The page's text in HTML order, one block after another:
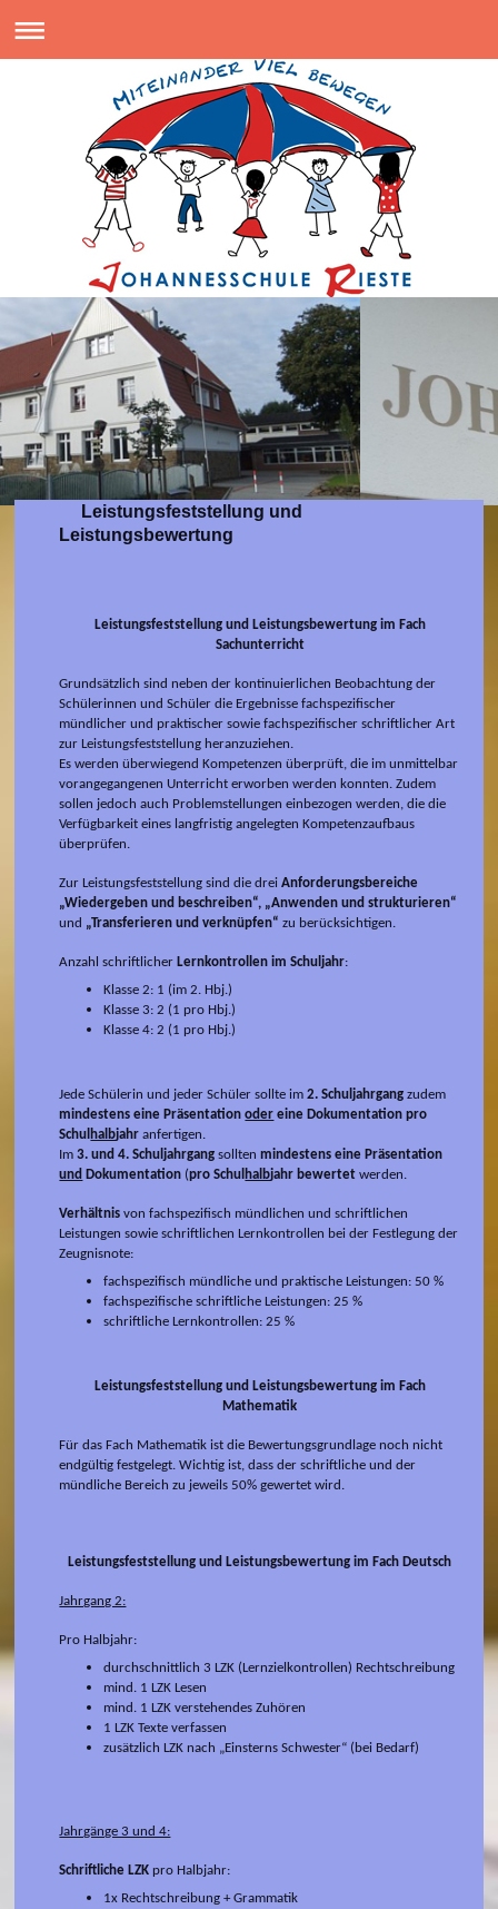
Leistungsfeststellung und
Leistungsbewertung
Leistungsfeststellung und Leistungsbewertung im Fach
Sachunterricht
Grundsätzlich sind neben der kontinuierlichen Beobachtung der
Schülerinnen und Schüler die Ergebnisse fachspezifischer
mündlicher und praktischer sowie fachspezifischer schriftlicher Art
zur Leistungsfeststellung heranzuziehen.
Es werden überwiegend Kompetenzen überprüft, die im unmittelbar
vorangegangenen Unterricht erworben werden konnten. Zudem
sollen jedoch auch Problemstellungen einbezogen werden, die die
Verfügbarkeit eines langfristig angelegten Kompetenzaufbaus
überprüfen.
Zur Leistungsfeststellung sind die dreiAnforderungsbereiche
„Wiedergeben und beschreiben“, „Anwenden und strukturieren“
und „Transferieren und verknüpfen“ zu berücksichtigen.
Anzahl schriftlicher Lernkontrollen im Schuljahr:
Klasse 2: 1 (im 2. Hbj.)
Klasse 3: 2 (1 pro Hbj.)
Klasse 4: 2 (1 pro Hbj.)
Jede Schülerin und jeder Schüler sollte im2. Schuljahrgang zudem
mindestens eine Präsentationoder eine Dokumentation pro
Schul halbjahr anfertigen.
Im 3. und 4. Schuljahrgang solltenmindestens eine Präsentation
und Dokumentation (pro Schul halbjahr bewertet werden.
Verhältnis von fachspezifisch mündlichen und schriftlichen
Leistungen sowie schriftlichen Lernkontrollen bei der Festlegung der
Zeugnisnote:
fachspezifisch mündliche und praktische Leistungen: 50 %
fachspezifische schriftliche Leistungen: 25 %
schriftliche Lernkontrollen: 25 %
Leistungsfeststellung und Leistungsbewertung im Fach
Mathematik
Für das Fach Mathematik ist die Bewertungsgrundlage noch nicht
endgültig festgelegt. Wichtig ist, dass der schriftliche und der
mündliche Bereich zu jeweils 50% gewertet wird.
Leistungsfeststellung und Leistungsbewertung im Fach Deutsch
Jahrgang 2:
Pro Halbjahr:
durchschnittlich 3 LZK (Lernzielkontrollen) Rechtschreibung
mind. 1 LZK Lesen
mind. 1 LZK verstehendes Zuhören
1 LZK Texte verfassen
zusätzlich LZK nach „Einsterns Schwester“ (bei Bedarf)
Jahrgänge 3 und 4:
Schriftliche LZK pro Halbjahr:
1x Rechtschreibung + Grammatik